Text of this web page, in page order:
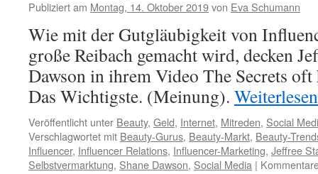
Publiziert am Montag, 14. Oktober 2019von Eva Schumann
Wie mit der Gutgläubigkeit von
große Reibach gemacht wird, decken
Dawson in ihrem Video The Secrets
Das Wichtigste. (Meinung).
Veröffentlicht unter Beauty, Geld, Internet, Mitreden, Social
Verschlagwortet mit Beauty-Gurus, Beauty-Markt, Beauty-
Influencer, Influencer Relations, Influencer-Marketing, Jeffree
Selbstvermarktung, Shane Dawson, Social Media |